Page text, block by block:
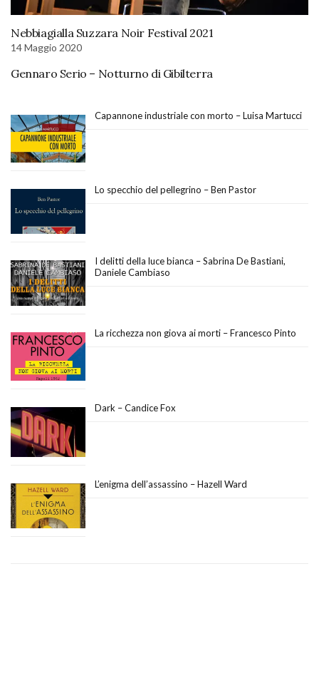
Nebbiagialla Suzzara Noir Festival 2021
14 Maggio 2020
Gennaro Serio – Notturno di Gibilterra
Capannone industriale con morto – Luisa Martucci
Lo specchio del pellegrino – Ben Pastor
I delitti della luce bianca – Sabrina De Bastiani,
Daniele Cambiaso
La ricchezza non giova ai morti – Francesco Pinto
Dark – Candice Fox
L’enigma dell’assassino – Hazell Ward